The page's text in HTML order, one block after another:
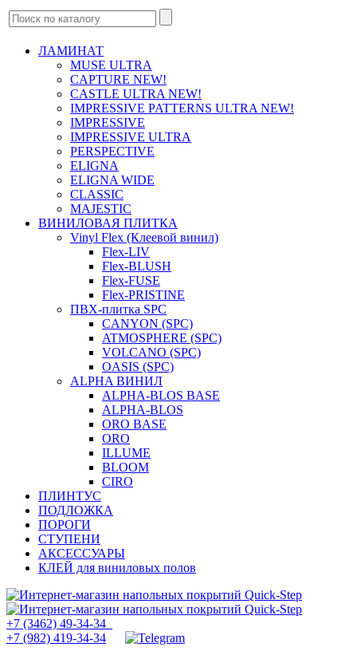
ЛАМИНАТ
MUSE ULTRA
CAPTURE NEW!
CASTLE ULTRA NEW!
IMPRESSIVE PATTERNS ULTRA NEW!
IMPRESSIVE
IMPRESSIVE ULTRA
PERSPECTIVE
ELIGNA
ELIGNA WIDE
CLASSIC
MAJESTIC
ВИНИЛОВАЯ ПЛИТКА
Vinyl Flex (Клеевой винил)
Flex-LIV
Flex-BLUSH
Flex-FUSE
Flex-PRISTINE
ПВХ-плитка SPC
CANYON (SPC)
ATMOSPHERE (SPC)
VOLCANO (SPC)
OASIS (SPC)
ALPHA ВИНИЛ
ALPHA-BLOS BASE
ALPHA-BLOS
ORO BASE
ORO
ILLUME
BLOOM
CIRO
ПЛИНТУС
ПОДЛОЖКА
ПОРОГИ
СТУПЕНИ
АКСЕССУАРЫ
КЛЕЙ для виниловых полов
+7 (3462) 49-34-34
+7 (982) 419-34-34